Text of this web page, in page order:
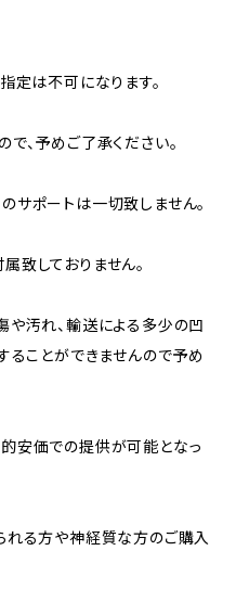
定は不可になります。
、予めご了承ください。
サポートは一切致しません。
致しておりません。
や汚れ、輸送による多少の凹
ることができませんので予め
安価での提供が可能となっ
れる方や神経質な方のご購入